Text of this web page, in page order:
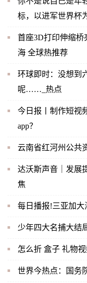
标，以进军世界杯
首座3D打印伸缩桥
海 全球热推荐
环球即时：没想到
呢……_热点
今日报丨制作短视
app？
云南省红河州公共
达沃斯声音｜发展
焦
每日播报!三亚加
少年四大名捕大结
怎么折 盒子 礼物
世界今热点：国务